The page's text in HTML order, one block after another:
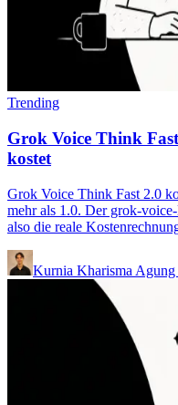
Trending
Grok Voice Think
kostet
Grok Voice Think Fast 2.0
mehr als 1.0. Der grok-
also die reale
Kurnia Kharisma Agung